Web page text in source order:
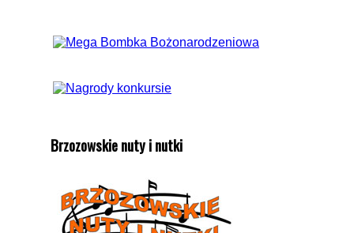
Brzozowskie nuty i nutki